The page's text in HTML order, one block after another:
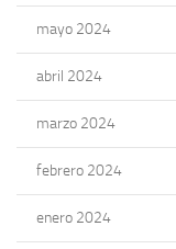
mayo 2024
abril 2024
marzo 2024
febrero 2024
enero 2024